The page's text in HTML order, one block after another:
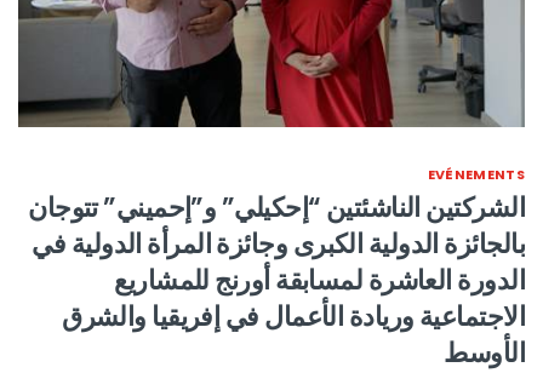
EVÉNEMENTS
الشركتين الناشئتين “إحكيلي” و”إحميني” تتوجان
بالجائزة الدولية الكبرى وجائزة المرأة الدولية في
الدورة العاشرة لمسابقة أورنج للمشاريع
الاجتماعية وريادة الأعمال في إفريقيا والشرق
الأوسط